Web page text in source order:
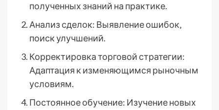
полученных знаний на практике.
Анализ сделок: Выявление ошибок‚
поиск улучшений.
Корректировка торговой стратегии:
Адаптация к изменяющимся рыночным
условиям.
Постоянное обучение: Изучение новых